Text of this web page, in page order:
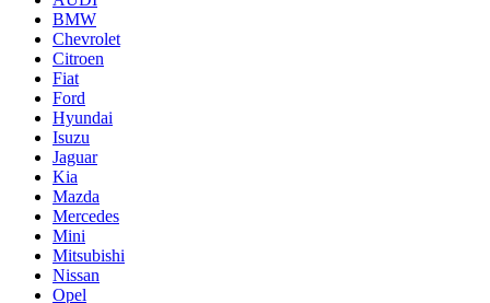
BMW
Chevrolet
Citroen
Fiat
Ford
Hyundai
Isuzu
Jaguar
Kia
Mazda
Mercedes
Mini
Mitsubishi
Nissan
Opel